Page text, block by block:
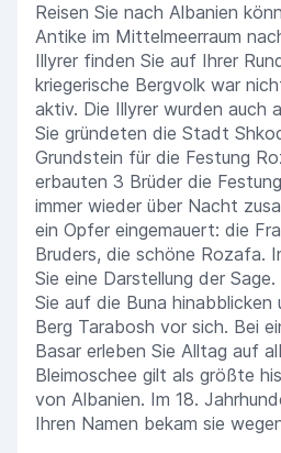
Reisen Sie nach Albanien
Antike im Mittelmeerraum
Illyrer finden Sie auf Ihrer
kriegerische Bergvolk war
aktiv. Die Illyrer wurden auch
Sie gründeten die Stadt
Grundstein für die Festung
erbauten 3 Brüder die
immer wieder über Nacht
ein Opfer eingemauert: die
Bruders, die schöne Rozafa.
Sie eine Darstellung der
Sie auf die Buna hinabblicken
Berg Tarabosh vor sich. Bei
Basar erleben Sie Alltag auf
Bleimoschee gilt als größte
von Albanien. Im 18.
Ihren Namen bekam sie